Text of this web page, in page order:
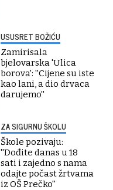
USUSRET BOŽIĆU
Zamirisala
bjelovarska 'Ulica
borova': ''Cijene su iste
kao lani, a dio drvaca
darujemo''
ZA SIGURNU ŠKOLU
Škole pozivaju:
''Dođite danas u 18
sati i zajedno s nama
odajte počast žrtvama
iz OŠ Prečko''